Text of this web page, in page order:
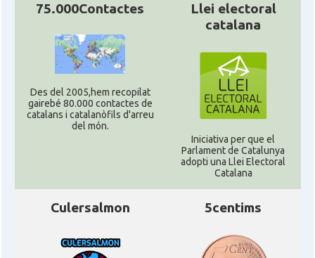
75.000Contactes
Des del 2005,hem recopilat
gairebé 80.000 contactes de
catalans i catalanòfils d'arreu
del món.
Llei electoral
catalana
Iniciativa per que el
Parlament de Catalunya
adopti una Llei Electoral
Catalana
Culersalmon 5centims